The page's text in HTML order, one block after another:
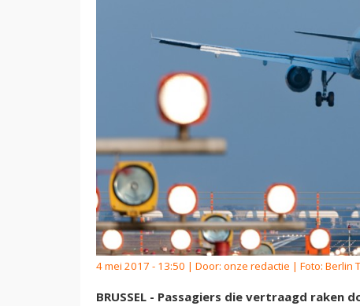
4 mei 2017 - 13:50 | Door: onze redactie | Foto: Berlin
BRUSSEL - Passagiers die vertraagd